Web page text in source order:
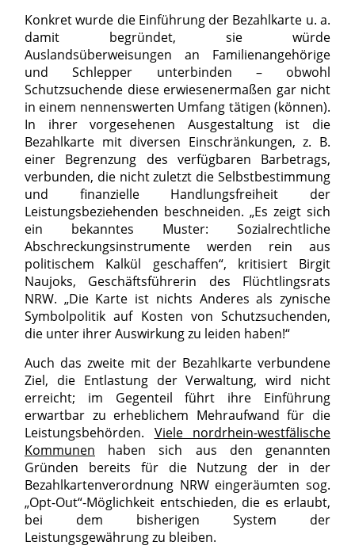
Konkret wurde die Einführung der Bezahlkarte u. a.
damit begründet, sie würde
Auslandsüberweisungen an Familienangehörige
und Schlepper unterbinden – obwohl
Schutzsuchende diese erwiesenermaßen gar nicht
in einem nennenswerten Umfang tätigen (können).
In ihrer vorgesehenen Ausgestaltung ist die
Bezahlkarte mit diversen Einschränkungen, z. B.
einer Begrenzung des verfügbaren Barbetrags,
verbunden, die nicht zuletzt die Selbstbestimmung
und finanzielle Handlungsfreiheit der
Leistungsbeziehenden beschneiden. „Es zeigt sich
ein bekanntes Muster: Sozialrechtliche
Abschreckungsinstrumente werden rein aus
politischem Kalkül geschaffen“, kritisiert Birgit
Naujoks, Geschäftsführerin des Flüchtlingsrats
NRW. „Die Karte ist nichts Anderes als zynische
Symbolpolitik auf Kosten von Schutzsuchenden,
die unter ihrer Auswirkung zu leiden haben!“
Auch das zweite mit der Bezahlkarte verbundene
Ziel, die Entlastung der Verwaltung, wird nicht
erreicht; im Gegenteil führt ihre Einführung
erwartbar zu erheblichem Mehraufwand für die
Leistungsbehörden. Viele nordrhein-westfälische
Kommunen haben sich aus den genannten
Gründen bereits für die Nutzung der in der
Bezahlkartenverordnung NRW eingeräumten sog.
„Opt-Out“-Möglichkeit entschieden, die es erlaubt,
bei dem bisherigen System der
Leistungsgewährung zu bleiben.